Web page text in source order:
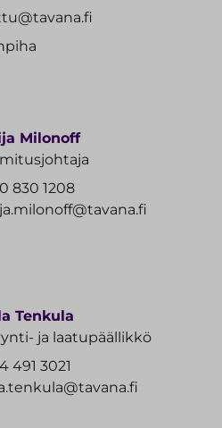
Milonoff
830 1208
Tenkula
ja laatupäällikkö
491 3021